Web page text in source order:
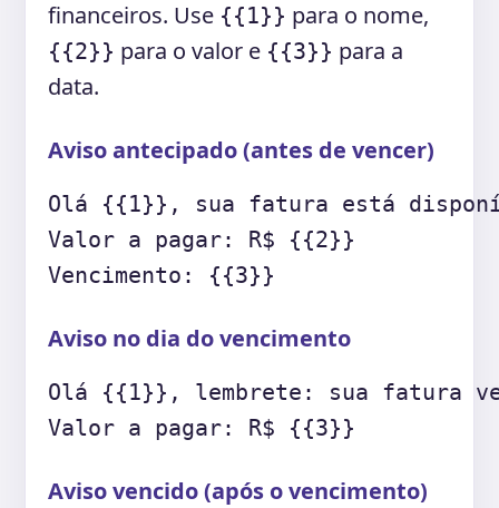
financeiros. Use {{1}} para o nome,
{{2}} para o valor e {{3}} para a
data.
Aviso antecipado (antes de vencer)
Olá {{1}}, sua fatura está
Valor a pagar: R$ {{2}}
Vencimento: {{3}}
Aviso no dia do vencimento
Olá {{1}}, lembrete: sua fatura
Valor a pagar: R$ {{3}}
Aviso vencido (após o vencimento)